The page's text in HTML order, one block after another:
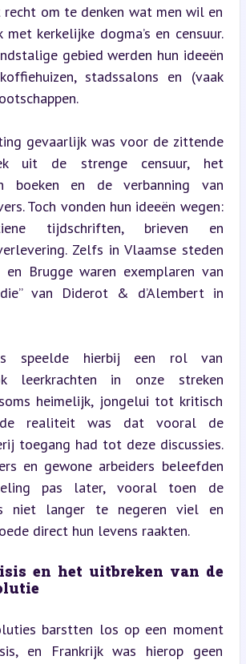
recht om te denken wat men wil en
kerkelijke dogma’s en censuur.
gebied werden hun ideeën
stadssalons en (vaak
gevaarlijk was voor de zittende
uit de strenge censuur, het
boeken en de verbanning van
Toch vonden hun ideeën wegen:
tijdschriften, brieven en
Zelfs in Vlaamse steden
en Brugge waren exemplaren van
van Diderot & d’Alembert in
speelde hierbij een rol van
leerkrachten in onze streken
heimelijk, jongelui tot kritisch
de realiteit was dat vooral de
toegang had tot deze discussies.
en gewone arbeiders beleefden
pas later, vooral toen de
niet langer te negeren viel en
direct hun levens raakten.
en het uitbreken van de
barstten los op een moment
en Frankrijk was hierop geen